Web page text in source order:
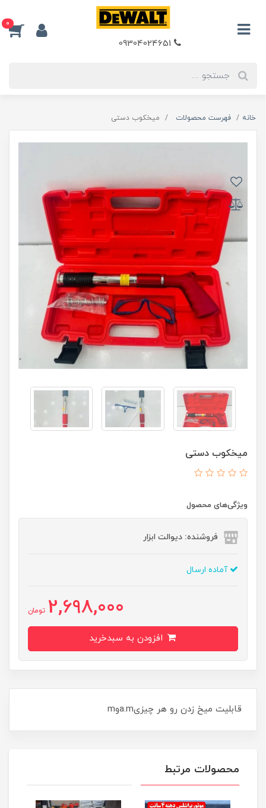
0
خانه فهرست محصولات میخکوب دستی
میخکوب دستی
ویژگی‌های محصول
فروشنده: دیوالت ابزار
آماده ارسال
2,698,000 تومان
قابلیت میخ زدن رو هر چیزیa.mوm
محصولات مرتبط